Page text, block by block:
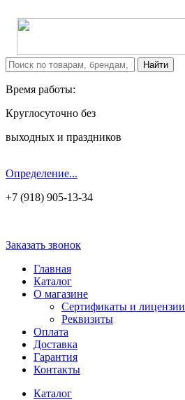
Время работы:
Круглосуточно без
выходных и праздников
Определение...
+7 (918) 905-13-34
Заказать звонок
Главная
Каталог
О магазине
Сертификаты и лицензии
Реквизиты
Оплата
Доставка
Гарантия
Контакты
Каталог